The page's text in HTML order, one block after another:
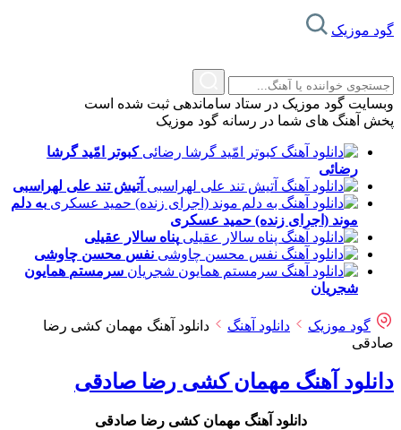
گود موزیک
وبسایت گود موزیک در ستاد ساماندهی ثبت شده است
پخش آهنگ های شما در رسانه گود موزیک
کبوتر امّید گرشا
رضائی
آتیش تند علی لهراسبی
به دلم
موند (اجرای زنده) حمید عسکری
پناه سالار عقیلی
نفس محسن چاوشی
سرمستم همایون
شجریان
گود موزیک دانلود آهنگ
دانلود آهنگ مهمان کشی رضا
صادقی
دانلود آهنگ مهمان کشی رضا صادقی
دانلود آهنگ مهمان کشی رضا صادقی